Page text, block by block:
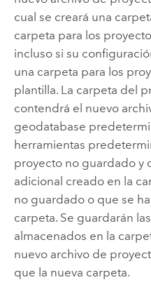
cual se creará una
carpeta para los
incluso si su
una carpeta para los
plantilla. La carpeta del
contendrá el nuevo
geodatabase
herramientas
proyecto no guardado y
adicional creado en la
no guardado o que se
carpeta. Se guardarán
almacenados en la
nuevo archivo de
que la nueva carpeta.